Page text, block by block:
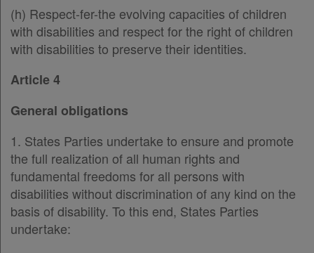
(h) Respect-fer-the evolving capacities of children
with disabilities and respect for the right of children
with disabilities to preserve their identities.
Article 4
General obligations
1. States Parties undertake to ensure and promote
the full realization of all human rights and
fundamental freedoms for all persons with
disabilities without discrimination of any kind on the
basis of disability. To this end, States Parties
undertake: